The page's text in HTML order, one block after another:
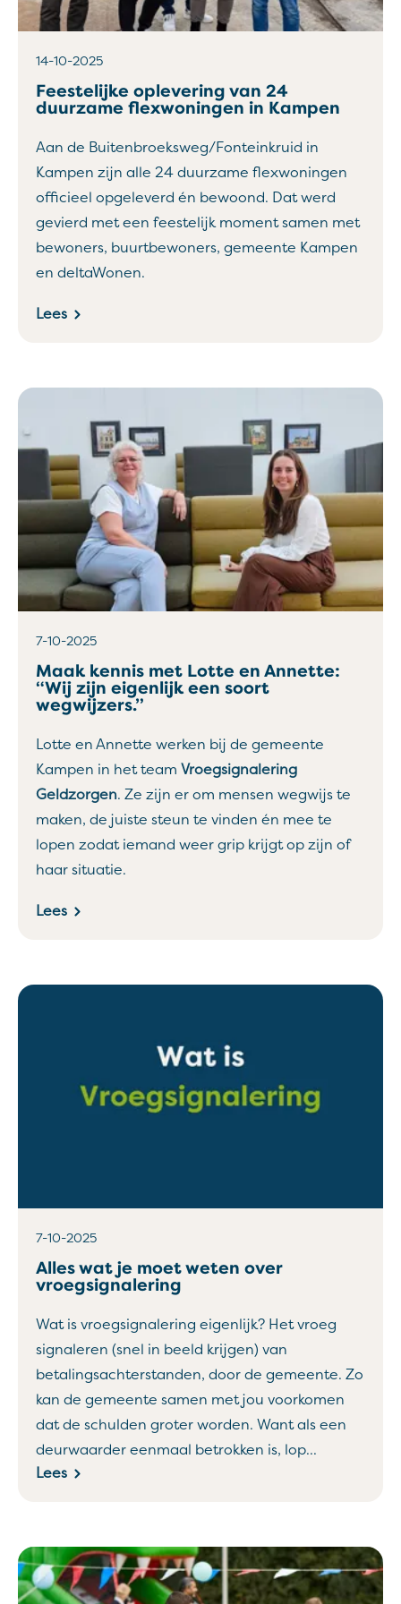
Feestelijke oplevering van 24
duurzame flexwoningen in Kampen
14-10-2025
Aan de Buitenbroeksweg/Fonteinkruid in
Kampen zijn alle 24 duurzame flexwoningen
officieel opgeleverd én bewoond. Dat werd
gevierd met een feestelijk moment samen met
bewoners, buurtbewoners, gemeente Kampen
en deltaWonen.
Lees
Maak kennis met Lotte en Annette:
“Wij zijn eigenlijk een soort
wegwijzers.”
7-10-2025
Lotte en Annette werken bij de gemeente
Kampen in het team Vroegsignalering
Geldzorgen. Ze zijn er om mensen wegwijs te
maken, de juiste steun te vinden én mee te
lopen zodat iemand weer grip krijgt op zijn of
haar situatie.
Lees
Alles wat je moet weten over
vroegsignalering
7-10-2025
Wat is vroegsignalering eigenlijk? Het vroeg
signaleren (snel in beeld krijgen) van
betalingsachterstanden, door de gemeente. Zo
kan de gemeente samen met jou voorkomen
dat de schulden groter worden. Want als een
deurwaarder eenmaal betrokken is, lop...
Lees